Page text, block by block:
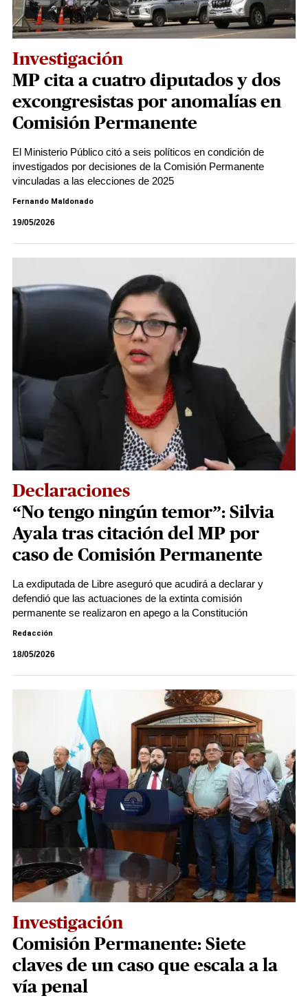
Investigación
MP cita a cuatro diputados y dos
excongresistas por anomalías en
Comisión Permanente
El Ministerio Público citó a seis políticos en condición de
investigados por decisiones de la Comisión Permanente
vinculadas a las elecciones de 2025
Fernando Maldonado
19/05/2026
Declaraciones
“No tengo ningún temor”: Silvia
Ayala tras citación del MP por
caso de Comisión Permanente
La exdiputada de Libre aseguró que acudirá a declarar y
defendió que las actuaciones de la extinta comisión
permanente se realizaron en apego a la Constitución
Redacción
18/05/2026
Investigación
Comisión Permanente: Siete
claves de un caso que escala a la
vía penal